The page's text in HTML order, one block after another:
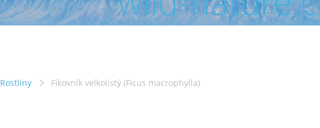
Rostliny Fíkovník velkolistý (Ficus macrophylla)